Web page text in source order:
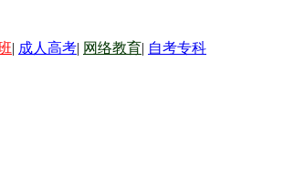
| 成人高考| 网络教育| 自考专科